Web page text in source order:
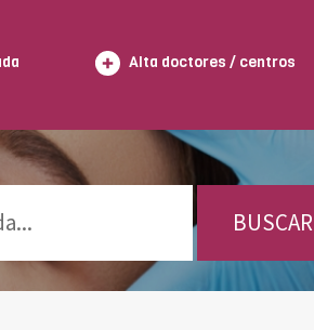
Alta doctores / centros
BUSCAR